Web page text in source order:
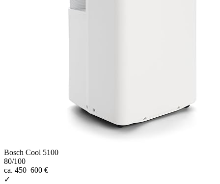
Bosch Cool 5100
80/100
ca. 450–600 €
✓